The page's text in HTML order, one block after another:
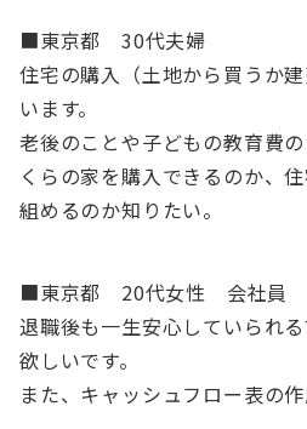
■東京都 30代夫婦
住宅の購入（土地から買うか
います。
老後のことや子どもの教育費
くらの家を購入できるのか、
組めるのか知りたい。
■東京都 20代女性 会社員
退職後も一生安心していられ
欲しいです。
また、キャッシュフロー表の作